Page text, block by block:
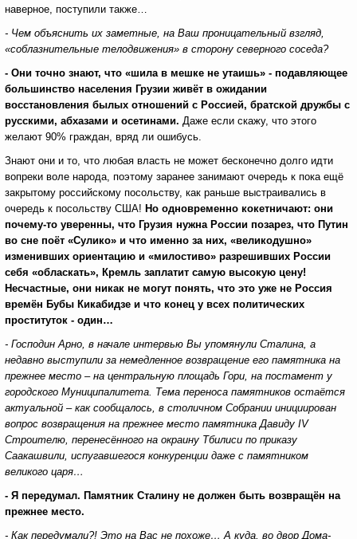
наверное, поступили также…
- Чем объяснить их заметные, на Ваш проницательный взгляд,
«соблазнительные телодвижения» в сторону северного соседа?
- Они точно знают, что «шила в мешке не утаишь» - подавляющее
большинство населения Грузии живёт в ожидании
восстановления былых отношений с Россией, братской дружбы с
русскими, абхазами и осетинами. Даже если скажу, что этого
желают 90% граждан, вряд ли ошибусь.
Знают они и то, что любая власть не может бесконечно долго идти
вопреки воле народа, поэтому заранее занимают очередь к пока ещё
закрытому российскому посольству, как раньше выстраивались в
очередь к посольству США! Но одновременно кокетничают: они
почему-то уверенны, что Грузия нужна России позарез, что Путин
во сне поёт «Сулико» и что именно за них, «великодушно»
изменивших ориентацию и «милостиво» разрешивших России
себя «обласкать», Кремль заплатит самую высокую цену!
Несчастные, они никак не могут понять, что это уже не Россия
времён Бубы Кикабидзе и что конец у всех политических
проституток - один…
- Господин Арно, в начале интервью Вы упомянули Сталина, а
недавно выступили за немедленное возвращение его памятника на
прежнее место – на центральную площадь Гори, на постамент у
городского Муниципалитета. Тема переноса памятников остаётся
актуальной – как сообщалось, в столичном Собрании инициирован
вопрос возвращения на прежнее место памятника Давиду IV
Строителю, перенесённого на окраину Тбилиси по приказу
Саакашвили, испугавшегося конкуренции даже с памятником
великого царя…
- Я передумал. Памятник Сталину не должен быть возвращён на
прежнее место.
- Как передумали?! Это на Вас не похоже… А куда, во двор Дома-